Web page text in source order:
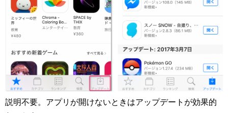
説明不要。アプリが開けないときはアップデートが効果的